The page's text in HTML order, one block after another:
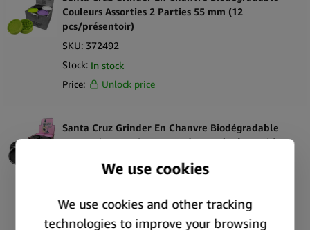
Couleurs Assorties 2 Parties 55 mm (12
pcs/présentoir)
SKU: 372492
Stock: In stock
Price:
Unlock price
Santa Cruz Grinder En Chanvre Biodégradable
Rose Noir 2 Parties 55 mm (12 pcs/présentoir)
372478
Price:
Unlock price